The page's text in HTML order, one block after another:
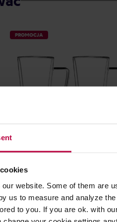
website. Some of them are
us to measure and analyze
to you. If you are ok. with
PROMOCJA
szklanek latte z podwójną
Najniższa